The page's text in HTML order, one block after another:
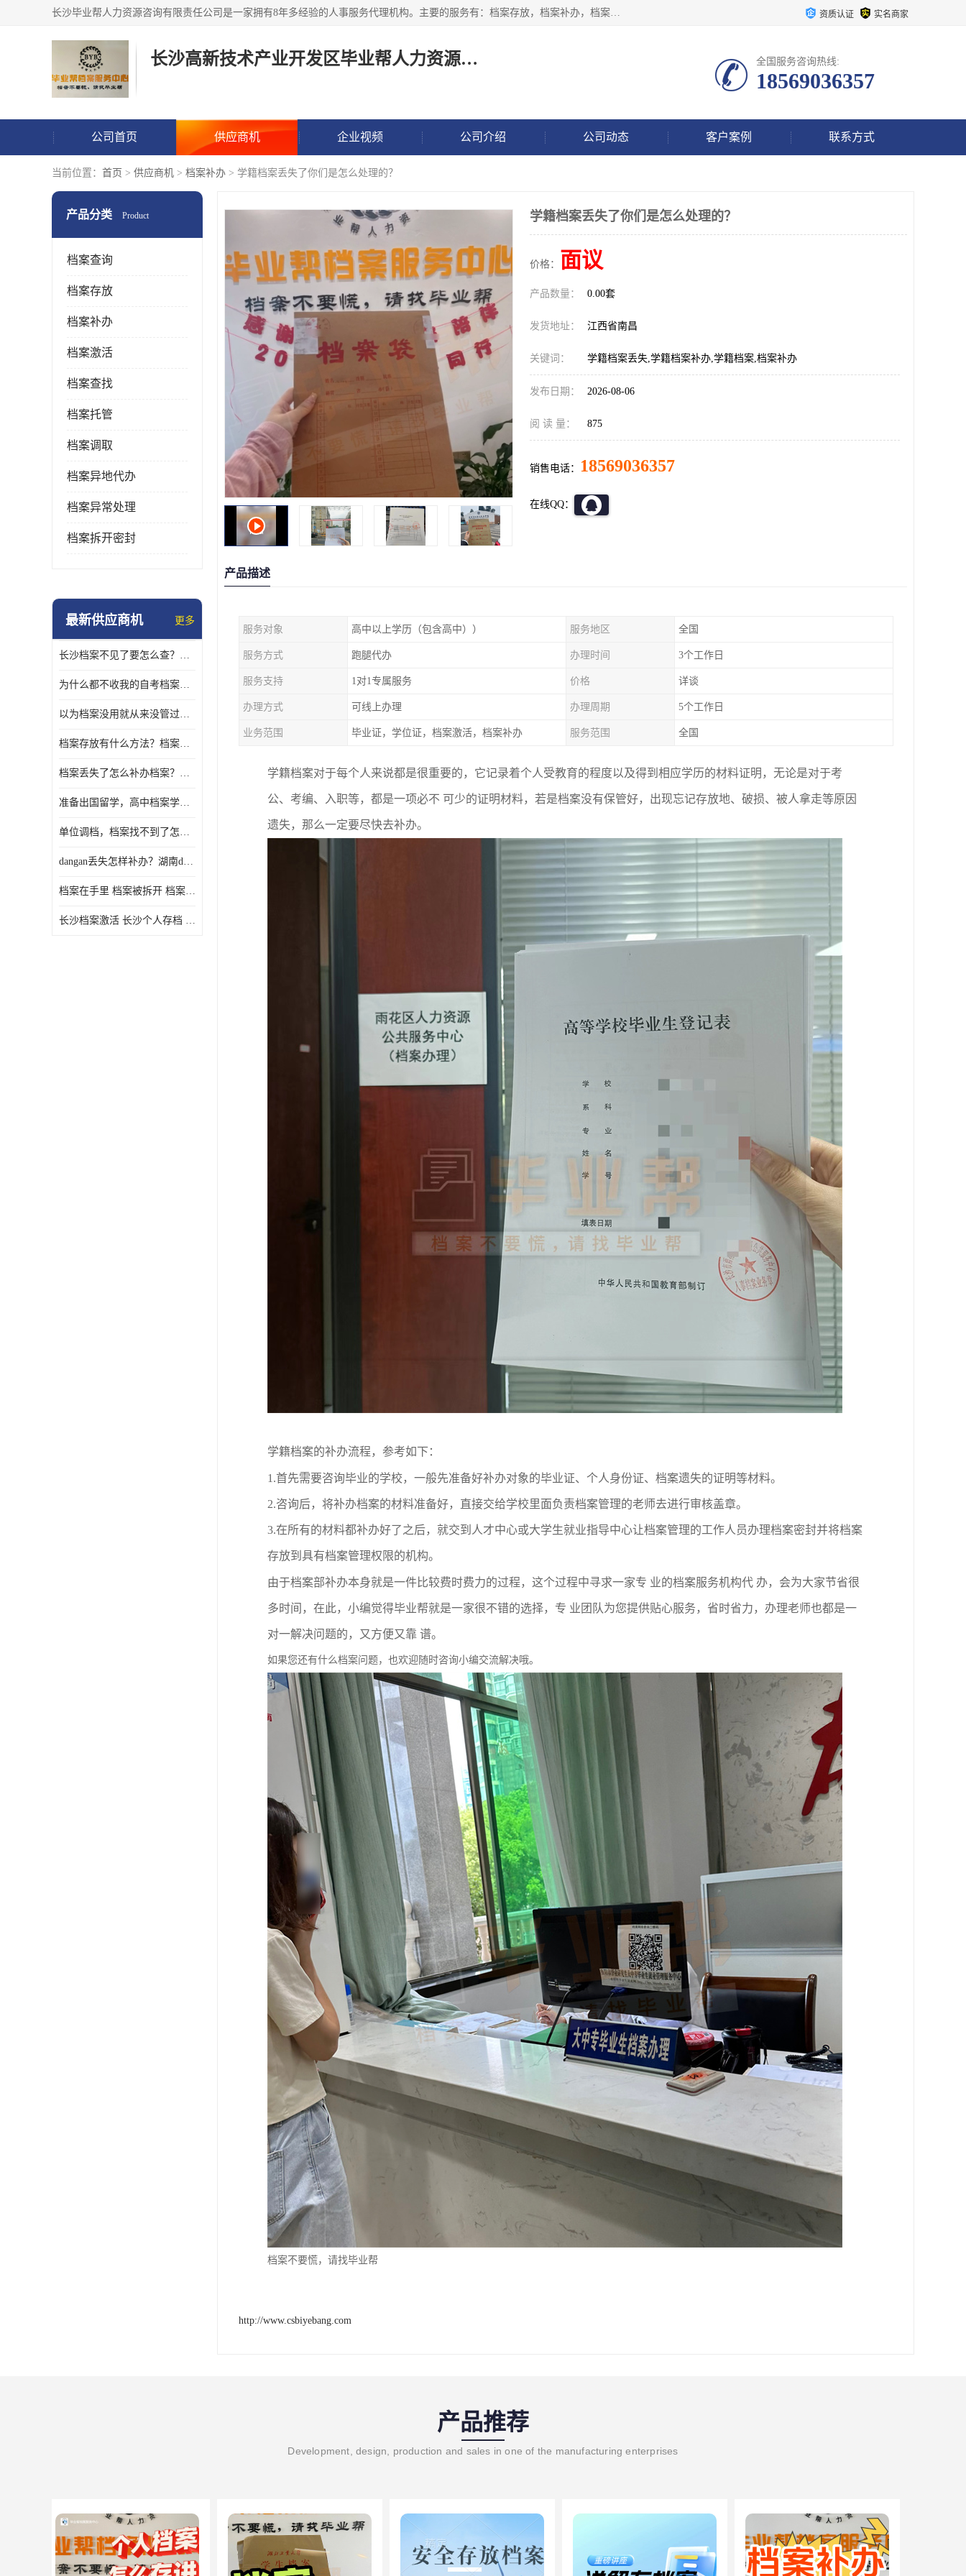
长沙毕业帮人力资源咨询有限责任公司是一家拥有8年多经验的人事服务代理机构。主要的服务有：档案存放，档案补办，档案激活，档案查询，档案查找，档案托管，档案调取，档案异地代办，档案异常处理 等；提供毕业档案处理、人事档案服务、商务代理代办、个人档案等服务，同时办事过程全程与客户沟通，确保真实、安全、可靠！ 资质认证 实名商家
长沙高新技术产业开发区毕业帮人力资源咨询有限责任公司 全国服务咨询热线:
18569036357
公司首页 供应商机 企业视频 公司介绍 公司动态 客户案例 联系方式
当前位置： 首页 > 供应商机 > 档案补办 > 学籍档案丢失了你们是怎么处理的？
产品分类 Product
档案查询
档案存放
档案补办
档案激活
档案查找
档案托管
档案调取
档案异地代办
档案异常处理
档案拆开密封
最新供应商机 更多
长沙档案不见了要怎么查？档案查询 档案补办
为什么都不收我的自考档案？自考档案怎么存档？
以为档案没用就从来没管过，现在要用档案该怎么办？
档案存放有什么方法？档案在手里为什么不能用
档案丢失了怎么补办档案？湖南档案补办 档案补办方法
准备出国留学，高中档案学校发给我了怎么办？
单位调档，档案找不到了怎么办？
dangan丢失怎样补办？湖南dangan丢失补办流程介绍！
档案在手里 档案被拆开 档案补办 档案问题一站式服务
长沙档案激活 长沙个人存档 长沙档案存档
学籍档案丢失了你们是怎么处理的？
价格： 面议
产品数量： 0.00套
发货地址： 江西省南昌
关键词： 学籍档案丢失,学籍档案补办,学籍档案,档案补办
发布日期： 2026-08-06
阅 读 量： 875
销售电话： 18569036357
在线QQ：
产品描述
服务对象 高中以上学历（包含高中）） 服务地区 全国
服务方式 跑腿代办 办理时间 3个工作日
服务支持 1对1专属服务 价格 详谈
办理方式 可线上办理 办理周期 5个工作日
业务范围 毕业证，学位证，档案激活，档案补办 服务范围 全国
学籍档案对于每个人来说都是很重要的，它记录着个人受教育的程度以及得到相应学历的材料证明，无论是对于考
公、考编、入职等，都是一项必不 可少的证明材料，若是档案没有保管好，出现忘记存放地、破损、被人拿走等原因
遗失，那么一定要尽快去补办。
学籍档案的补办流程，参考如下 ：
1.首先需要咨询毕业的学校， 一般先准备好补办对象的毕业证、 个人身份证、档案遗失的证明等材料。
2.咨询后，将补办档案的材料准备好，直接交给学校里面负责档案管理的老师去进行审核盖章。
3.在所有的材料都补办好了之后，就交到人才中心或大学生就业指导中心让档案管理的工作人员办理档案密封并将档案
存放到 具有档案管理权限的机构。
由于档案部补办本身就是一件比较费时费力的过程，这个过程中寻求一家专 业的档案服务机构代 办，会为大家节省很
多时间，在此，小编觉得毕业帮就是一家很不错的选择， 专 业 团队为您提供贴心服务，省时省力，办理老师也都是一
对一解决问题的，又方便又靠 谱。
如果您还有什么档案问题，也欢迎随时咨询小编交流解决哦。
档案不要慌，请找毕业帮
http://www.csbiyebang.com
产品推荐
Development, design, production and sales in one of the manufacturing enterprises